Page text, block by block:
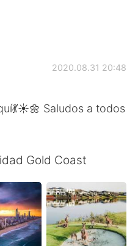
文
2020.08.31 20:48
Saludos a todos
Gold Coast